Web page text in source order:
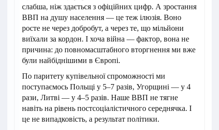
слабша, ніж здається з офіційних цифр. А зростання
ВВП на душу населення — це теж ілюзія. Воно
росте не через добробут, а через те, що мільйони
виїхали за кордон. І хоча війна — фактор, вона не
причина: до повномасштабного вторгнення ми вже
були найбіднішими в Європі.
По паритету купівельної спроможності ми
поступаємось Польщі у 5–7 разів, Угорщині — у 4
рази, Литві — у 4–5 разів. Наше ВВП не тягне
навіть на рівень постсоціалістичного середнячка. І
це не випадковість, а результат політики.